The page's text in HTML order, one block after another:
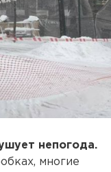
непогода.
многие